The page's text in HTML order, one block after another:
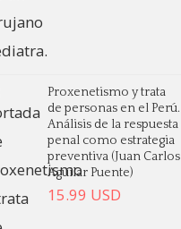
Proxenetismo y trata
de personas en el Perú.
Análisis de la respuesta
penal como estrategia
preventiva (Juan Carlos
Aguilar Puente)
15.99 USD